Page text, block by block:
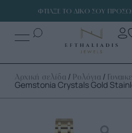
ΦΤΙΑΞΕ ΤΟ ΔΙΚΟ ΣΟΥ
Αρχική σελίδα / Ρολόγια /
Gemstonia Crystals Gold